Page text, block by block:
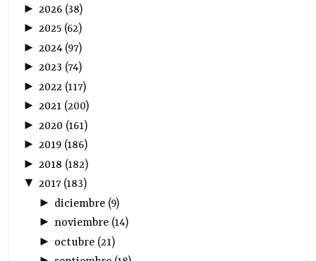
► 2026 (38)
►2025 (62)
► 2024 (97)
►2023 (74)
► 2022 (117)
►2021 (200)
► 2020 (161)
►2019 (186)
► 2018 (182)
▼2017(183)
► diciembre(9)
► noviembre(14)
► octubre(21)